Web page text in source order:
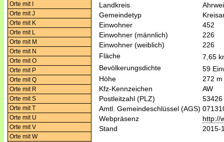
Orte mit I
Orte mit J
Orte mit K
Orte mit L
Orte mit M
Orte mit N
Orte mit O
Orte mit P
Orte mit Q
Orte mit R
Orte mit S
Orte mit T
Orte mit U
Orte mit V
Orte mit W
Landkreis
Gemeindetyp
Einwohner
452
Einwohner (männlich)
226
Einwohner (weiblich)
226
Fläche
7,65
Bevölkerungsdichte
59
Höhe
272
Kfz-Kennzeichen
AW
Postleitzahl (PLZ)
53426
Amtl. Gemeindeschlüssel (AGS)
Webpräsenz
http://
Stand
2015-